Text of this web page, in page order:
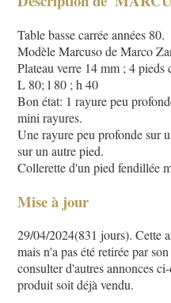
Table basse carrée années 80.
Modèle Marcuso de Marco
Plateau verre 14 mm ; 4
L 80; l 80 ; h 40
Bon état: 1 rayure peu
mini rayures.
Une rayure peu profonde sur
sur un autre pied.
Collerette d'un pied fendillée
Mise à jour
29/04/2024(831 jours). Cette
mais n'a pas été retirée par
consulter d'autres annonces
produit soit déjà vendu.